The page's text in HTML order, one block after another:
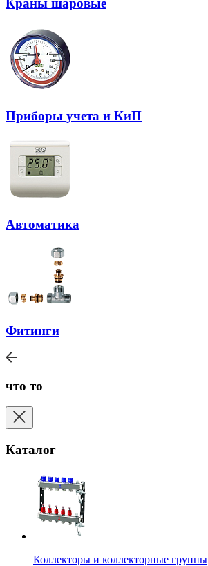
Краны шаровые
Приборы учета и КиП
Автоматика
Фитинги
что то
Каталог
Коллекторы и коллекторные группы